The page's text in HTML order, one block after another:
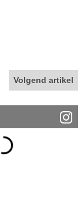
Volgend artikel